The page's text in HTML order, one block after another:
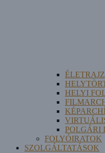
HELYI
POLGÁRI
FOLYÓIRATOK
SZOLGÁLTATÁSOK